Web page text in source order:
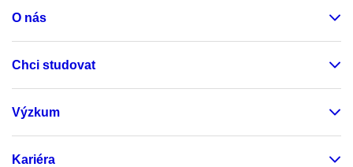
O nás
Chci studovat
Výzkum
Kariéra